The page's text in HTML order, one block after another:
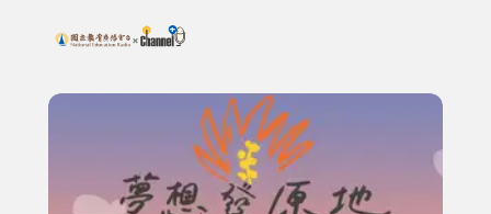
上方功能區塊
搜尋關鍵字：可輸入節目名稱、主持人或關鍵字